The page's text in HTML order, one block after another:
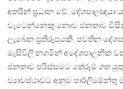
අතරින් ප්‍රධාන වේ.
වැටෙන්නෙකු නොව ජනතාව
ලැබෙන ප්‍රතිරූපයකි. පවතින
මැසිවිලි නගමින් අදේශපාලනික
ජනතාව පරිස්සමට තේරුම් ගත යුතු
ව්‍යාවස්ථාවට අනුව